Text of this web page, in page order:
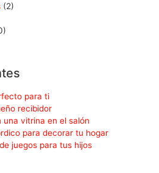
(2)
para ti
recibidor
vitrina en el salón
para decorar tu hogar
juegos para tus hijos